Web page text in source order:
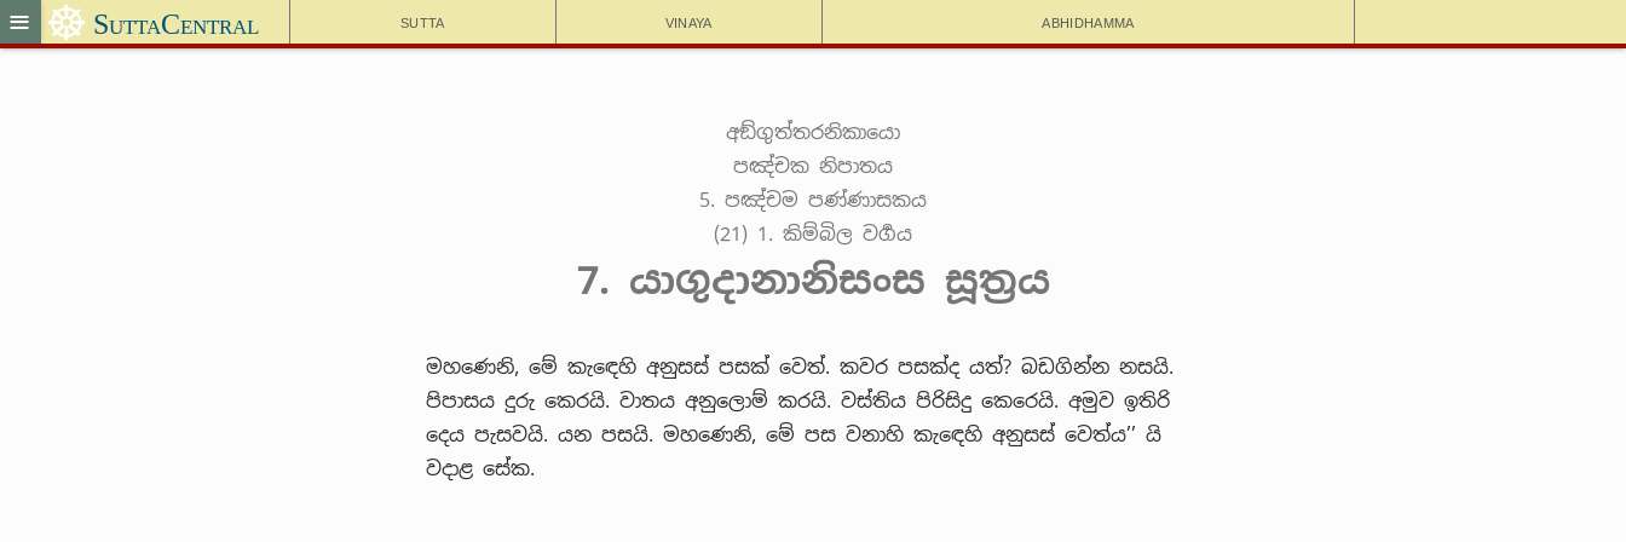
Sutta Vinaya Abhidhamma
≡ ☸ SuttaCentral
අඞ්ගුත්තරනිකායො
පඤ්චක නිපාතය
5. පඤ්චම පණ්ණාසකය
(21) 1. කිම්බිල වර්‍ගය
7. යාගුදානානිසංස සූත්‍රය
මහණෙනි, මේ කැඳෙහි අනුසස් පසක් වෙත්. කවර පසක්ද යත්? බඩගින්න නසයි.
පිපාසය දුරු කෙරයි. වාතය අනුලොම් කරයි. වස්තිය පිරිසිදු කෙරෙයි. අමුව ඉතිරි
දෙය පැසවයි. යන පසයි. මහණෙනි, මේ පස වනාහි කැඳෙහි අනුසස් වෙත්ය’’ යි
වදාළ සේක.